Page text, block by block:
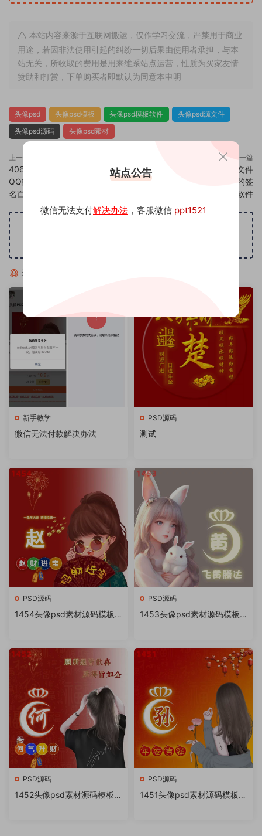
本站内容来源于互联网搬运，仅作学习交流，严禁用于商业
用途，若因非法使用引起的纠纷一切后果由使用者承担，与本
站无关，所收取的费用是用来维系站点运营，性质为买家友情
赞助和打赏，下单购买者即默认为同意本申明
头像psd 头像psd模板 头像psd模板软件
头像psd源文件
头像psd源码
头像psd素材
上一篇
406头像psd素材源码模板源文件
QQ微信抖音快手小红书很火的签
名百家姓氏头像制作教程软件
下一篇
408头像psd素材源码模板源文件
QQ微信抖音快手小红书很火的签
名百家姓氏头像制作教程软件
猜你喜欢
新手教学
微信无法付款解决办法
PSD源码
测试
PSD源码
1454头像psd素材源码模板
作教程软件
PSD源码
1453头像psd素材源码模板
作教程软件
PSD源码
1452头像psd素材源码模板源
PSD源码
1451头像psd素材源码模板源
站点公告
微信无法支付解决办法 ，客服微信 ppt1521